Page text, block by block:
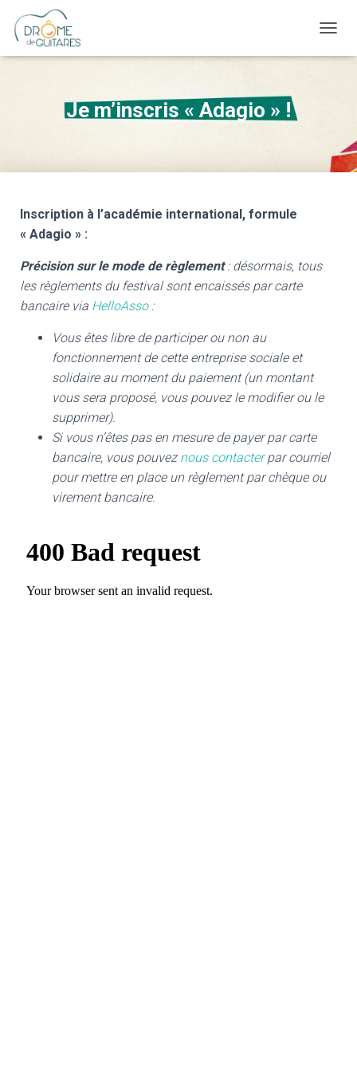
Je m’inscris « Adagio » !
Inscription à l’académie international, formule
« Adagio » :
Précision sur le mode de règlement: désormais, tous
les règlements du festival sont encaissés par carte
bancaire via HelloAsso:
Vous êtes libre de participer ou non au
fonctionnement de cette entreprise sociale et
solidaire au moment du paiement (un montant
vous sera proposé, vous pouvez le modifier ou le
supprimer).
Si vous n’êtes pas en mesure de payer par carte
bancaire, vous pouvez nous contacterpar courriel
pour mettre en place un règlement par chèque ou
virement bancaire.